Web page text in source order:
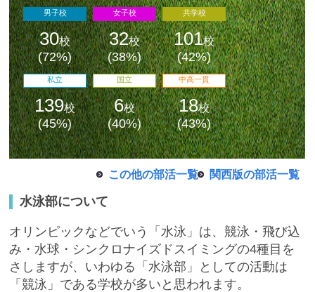
最近見た学校
学校閲覧履歴はありません
男子校
30校
(72%)
女子校
32校
(38%)
共学校
101校
(42%)
私立
139校
(45%)
国立
6校
(40%)
中高一貫
18校
(43%)
この他の部活一覧 関西版の部活一覧
水泳部について
オリンピックなどでいう「水泳」は、競泳・飛び込
み・水球・シンクロナイズドスイミングの4種目を
さしますが、いわゆる「水泳部」としての活動は
「競泳」である学校が多いと思われます。